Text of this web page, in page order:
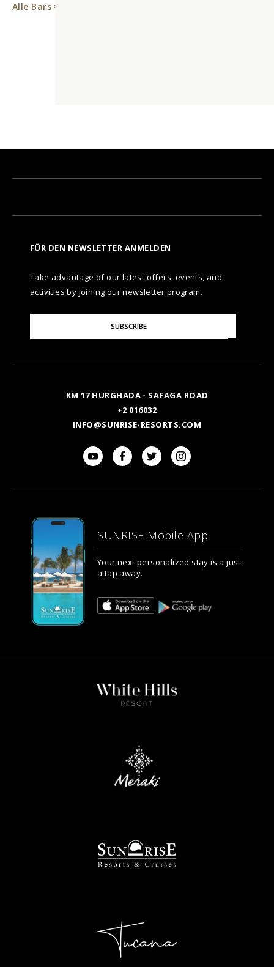
Alle Bars
FÜR DEN NEWSLETTER ANMELDEN
Take advantage of our latest offers, events, and
activities by joining our newsletter program.
Your
SUBSCRIBE
KM 17 HURGHADA - SAFAGA ROAD
+2 016032
INFO@SUNRISE-RESORTS.COM
SUNRISE Mobile App
Your next personalized stay is a just
a tap away.